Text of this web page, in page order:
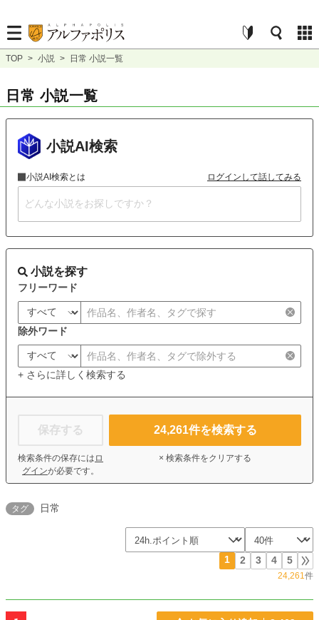
TOP > 小説 > 日常 小説一覧
日常 小説一覧
小説AI検索
小説AI検索とは ログインして話してみる
小説を探す
フリーワード
除外ワード
+ さらに詳しく検索する
保存する
検索条件の保存には ロ
グインが必要です。
24,261件を検索する
× 検索条件をクリアする
タグ 日常
1 2 3 4 5
24,261件